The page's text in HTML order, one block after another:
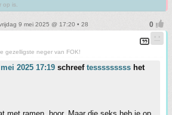
op is.
9 mei 2025 @ 17:20 • 28
gezelligste neger van FOK!
2025 17:19 schreef tesssssssss het